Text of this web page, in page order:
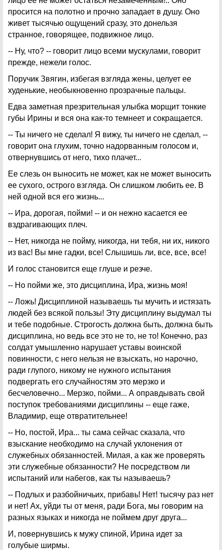
просится на полотно и прочно западает в душу. Оно
живет тысячью ощущений сразу, это донельзя
странное, говорящее, подвижное лицо.
-- Ну, что? -- говорит лицо всеми мускулами, говорит
прежде, нежели голос.
Поручик Звягин, избегая взгляда жены, целует ее
худенькие, необыкновенно прозрачные пальцы.
Едва заметная презрительная улыбка морщит тонкие
губы Ирины и вся она как-то темнеет и сокращается.
-- Ты ничего не сделал! Я вижу, ты ничего не сделал, --
говорит она глухим, точно надорванным голосом и,
отвернувшись от него, тихо плачет...
Ее слезь он выносить не может, как не может выносить
ее сухого, острого взгляда. Он слишком любить ее. В
ней одной вся его жизнь...
-- Ира, дорогая, пойми! -- и он нежно касается ее
вздрагивающих плеч.
-- Нет, никогда не пойму, никогда, ни тебя, ни их, никого
из вас! Вы мне гадки, все! Слышишь ли, все, все, все!
И голос становится еще глуше и резче.
-- Но пойми же, это дисциплина, Ира, жизнь моя!
-- Ложь! Дисциплиной называешь ты мучить и истязать
людей без всякой пользы! Эту дисциплину выдумал ты
и тебе подобные. Строгость должна быть, должна быть
дисциплина, но ведь все это не то, не то! Конечно, раз
солдат умышленно нарушает уставы воинской
повинности, с него нельзя не взыскать, но нарочно,
ради глупого, никому не нужного испытания
подвергать его случайностям это мерзко и
бесчеловечно... Мерзко, пойми... А оправдывать свой
поступок требованиями дисциплины -- еще гаже,
Владимир, еще отвратительнее!
-- Но, постой, Ира... ты сама сейчас сказала, что
взыскание необходимо на случай уклонения от
служебных обязанностей. Милая, а как же проверять
эти служебные обязанности? Не посредством ли
испытаний или набегов, как ты называешь?
-- Подлых и разбойничьих, прибавь! Нет! тысячу раз нет
и нет! Ах, уйди ты от меня, ради Бога, мы говорим на
разных языках и никогда не поймем друг друга...
И, повернувшись к мужу спиной, Ирина идет за
голубые ширмы.